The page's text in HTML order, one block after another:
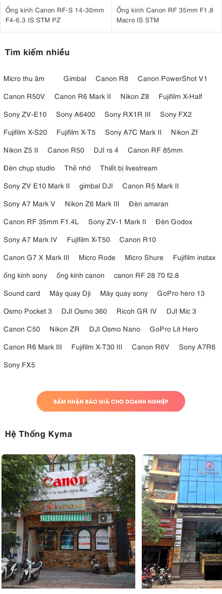
Ống kính Canon RF-S 14-30mm
F4-6.3 IS STM PZ
Ống kính Canon RF 35mm F1.8
Macro IS STM
Tìm kiếm nhiều
Micro thu âm Gimbal Canon R8
Canon PowerShot V1
Canon R50V
Canon R6 Mark II Nikon Z8
Fujifilm X-Half
Sony ZV-E10
Sony A6400 Sony RX1R III
Sony FX2
Fujifilm X-S20
Fujifilm X-T5 Sony A7C Mark II
Nikon Zf
Nikon Z5 II
Canon R50 DJI rs 4
Canon RF 85mm
Đèn chụp studio
Thẻ nhớ
Thiết bị livestream
Sony ZV E10 Mark II
gimbal DJI
Canon R5 Mark II
Sony A7 Mark V
Nikon Z6 Mark III
Đèn amaran
Canon RF 35mm F1.4L
Sony ZV-1 Mark II
Đèn Godox
Sony A7 Mark IV
Fujifilm X-T50
Canon R10
Canon G7 X Mark III
Micro Rode Micro Shure
Fujifilm instax
ống kính sony
ống kính canon
canon RF 28 70 f2.8
Sound card
Máy quay Dji Máy quay sony
GoPro hero 13
Osmo Pocket 3
DJI Osmo 360 Ricoh GR IV
DJI Mic 3
Canon C50
Nikon ZR DJI Osmo Nano
GoPro Lit Hero
Canon R6 Mark III
Fujifilm X-T30 III Canon R6V
Sony A7R6
Sony FX5
Hệ Thống Kyma